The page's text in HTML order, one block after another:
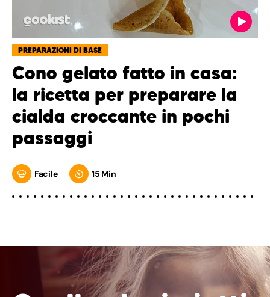
PREPARAZIONI DI BASE
Cono gelato fatto in casa:
la ricetta per preparare la
cialda croccante in pochi
passaggi
Facile 15 Min